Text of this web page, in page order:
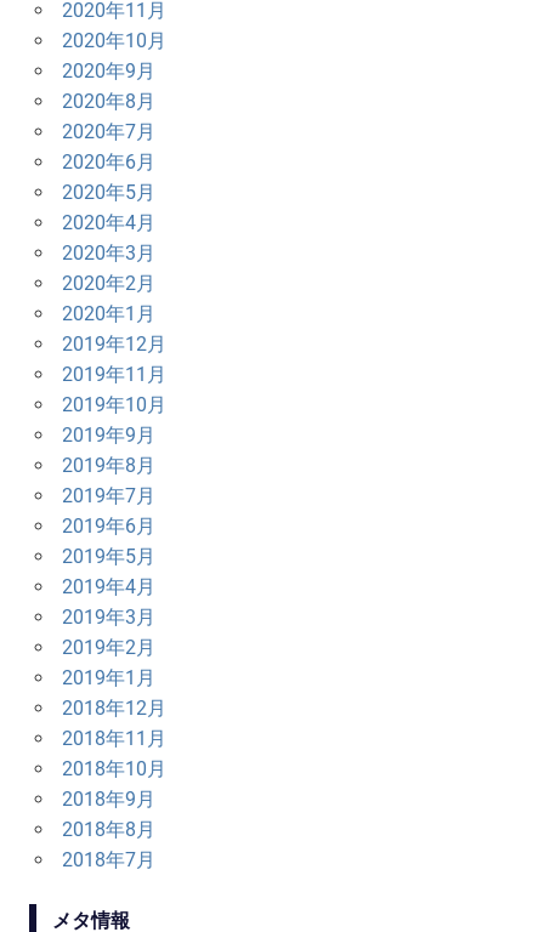
2020年11月
2020年10月
2020年9月
2020年8月
2020年7月
2020年6月
2020年5月
2020年4月
2020年3月
2020年2月
2020年1月
2019年12月
2019年11月
2019年10月
2019年9月
2019年8月
2019年7月
2019年6月
2019年5月
2019年4月
2019年3月
2019年2月
2019年1月
2018年12月
2018年11月
2018年10月
2018年9月
2018年8月
2018年7月
メタ情報